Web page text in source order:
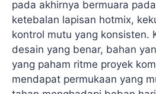
pada akhirnya bermuara
ketebalan lapisan hotmix,
kontrol mutu yang konsisten.
desain yang benar, bahan
yang paham ritme proyek
mendapat permukaan yang